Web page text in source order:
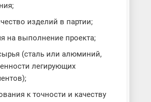
изделий в партии;
на выполнение проекта;
(сталь или алюминий,
легирующих
к точности и качеству